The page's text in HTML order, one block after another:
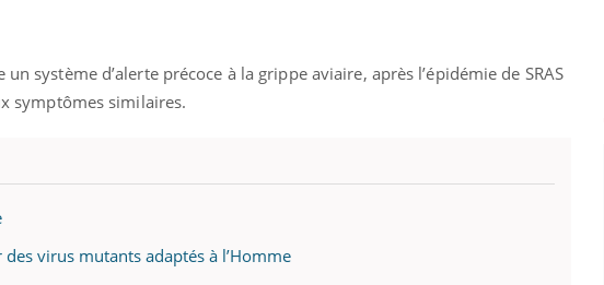
système d’alerte précoce à la grippe aviaire, après l’épidémie de SRAS
symptômes similaires.
virus mutants adaptés à l’Homme